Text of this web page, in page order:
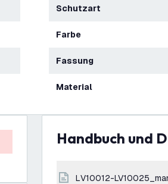
Schutzart
Farbe
Fassung
Material
Handbuch und
LV10012-